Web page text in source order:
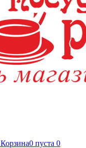
Корзина0 пуста 0